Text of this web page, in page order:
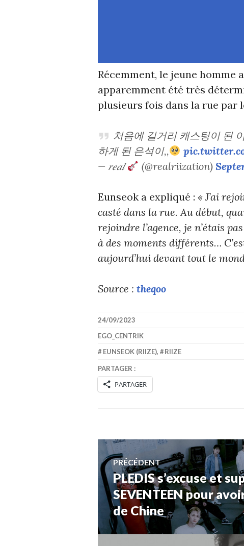
Récemment, le jeune homme
apparemment été très
plusieurs fois dans la rue par
처음에 길거리 캐스팅이 된
하게 된 은석이,,
— 𝑟𝑒𝑎𝑙
(@realriization)
Eunseok a expliqué : « J’ai
casté dans la rue. Au début,
rejoindre l’agence, je n’étais
à des moments différents…
aujourd’hui devant tout le
Source : theqoo
24/09/2023
EGO_CENTRIK
EUNSEOK (RIIZE), RIIZE
PARTAGER :
PARTAGER
Navigation
de
l’article
PRÉCÉDENT
Article
précédent :
PLEDIS s’excuse et
SEVENTEEN pour
de Chine